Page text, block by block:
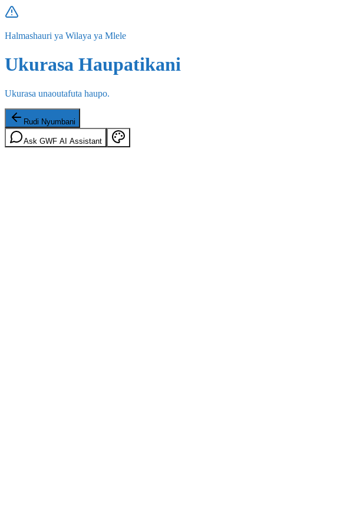
Halmashauri ya Wilaya ya Mlele
Ukurasa Haupatikani
Ukurasa unaoutafuta haupo.
Rudi Nyumbani
Ask GWF AI Assistant